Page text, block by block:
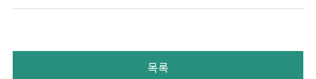
목록